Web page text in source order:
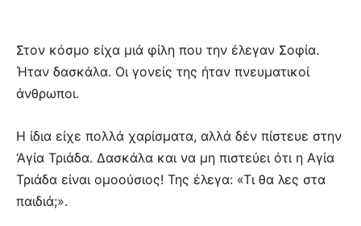
Στον κόσμο είχα μιά φίλη που την έλεγαν Σοφία.
Ήταν δασκάλα. Οι γονείς της ήταν πνευματικοί
άνθρωποι.
Η ίδια είχε πολλά χαρίσματα, αλλά δέν πίστευε στην
‘Αγία Τριάδα. Δασκάλα και να μη πιστεύει ότι η Αγία
Τριάδα είναι ομοούσιος! Της έλεγα: «Τι θα λες στα
παιδιά;».